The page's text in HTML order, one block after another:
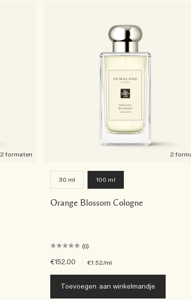
2 formaten 2
30 ml 100 ml
Orange Blossom Cologne
(0)
€152.00 €1.52/ml
Toevoegen aan winkelmandje